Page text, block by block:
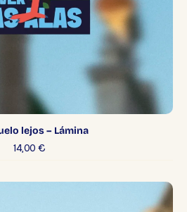
lejos – Lámina
14,00€